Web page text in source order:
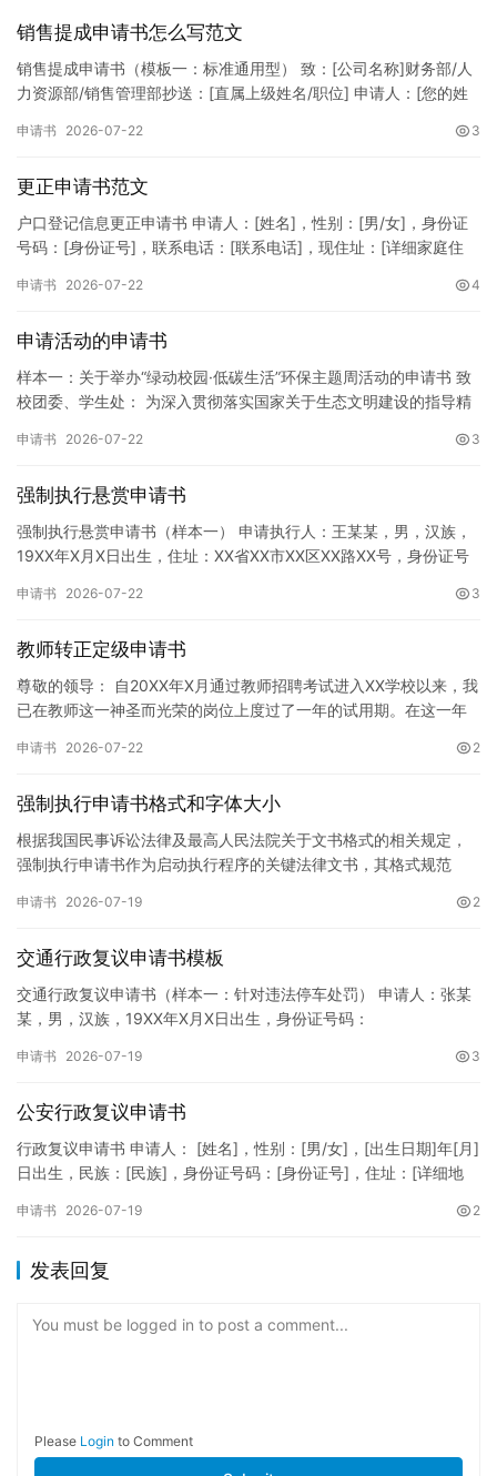
销售提成申请书怎么写范文
销售提成申请书（模板一：标准通用型） 致：[公司名称]财务部/人
力资源部/销售管理部抄送：[直属上级姓名/职位] 申请人：[您的姓
申请书 2026-07-22 3
更正申请书范文
户口登记信息更正申请书 申请人：[姓名]，性别：[男/女]，身份证
号码：[身份证号]，联系电话：[联系电话]，现住址：[详细家庭住
申请书 2026-07-22 4
申请活动的申请书
样本一：关于举办“绿动校园·低碳生活”环保主题周活动的申请书 致
校团委、学生处： 为深入贯彻落实国家关于生态文明建设的指导精
申请书 2026-07-22 3
强制执行悬赏申请书
强制执行悬赏申请书（样本一） 申请执行人：王某某，男，汉族，
19XX年X月X日出生，住址：XX省XX市XX区XX路XX号，身份证号
申请书 2026-07-22 3
教师转正定级申请书
尊敬的领导： 自20XX年X月通过教师招聘考试进入XX学校以来，我
已在教师这一神圣而光荣的岗位上度过了一年的试用期。在这一年
申请书 2026-07-22 2
强制执行申请书格式和字体大小
根据我国民事诉讼法律及最高人民法院关于文书格式的相关规定，
强制执行申请书作为启动执行程序的关键法律文书，其格式规范
纸张与…
申请书 2026-07-19 2
交通行政复议申请书模板
交通行政复议申请书（样本一：针对违法停车处罚） 申请人：张某
某，男，汉族，19XX年X月X日出生，身份证号码：
申请书 2026-07-19 3
公安行政复议申请书
行政复议申请书 申请人： [姓名]，性别：[男/女]，[出生日期]年[月]
日出生，民族：[民族]，身份证号码：[身份证号]，住址：[详细地
申请书 2026-07-19 2
发表回复
You must be logged in to post a comment...
Please Login to Comment